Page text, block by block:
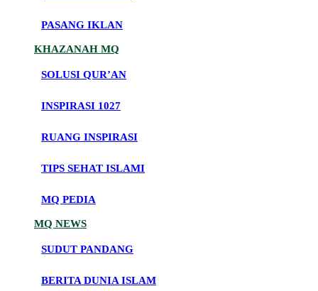
PASANG IKLAN
KHAZANAH MQ
SOLUSI QUR’AN
INSPIRASI 1027
RUANG INSPIRASI
TIPS SEHAT ISLAMI
MQ PEDIA
MQ NEWS
SUDUT PANDANG
BERITA DUNIA ISLAM